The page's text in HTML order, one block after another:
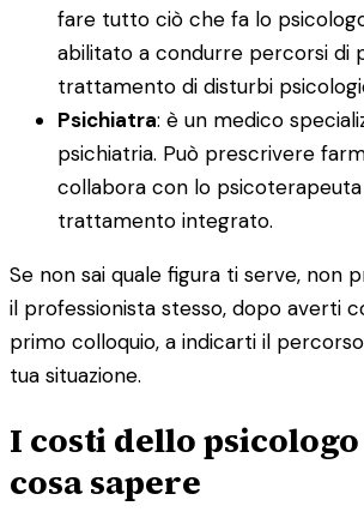
fare tutto ciò che fa lo
abilitato a condurre percorsi di
trattamento di disturbi
Psichiatra: è un medico
psichiatria. Può prescrivere
collabora con lo
trattamento integrato.
Se non sai quale figura ti serve, non
il professionista stesso, dopo averti
primo colloquio, a indicarti il
tua situazione.
I costi dello
cosa sapere